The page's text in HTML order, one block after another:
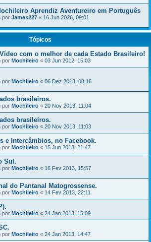
Aprendiz Aventureiro em Português
por James227 « 16 Jun 2026, 09:01
Tópicos
com o melhor de cada Estado Brasileiro!
por Mochileiro « 03 Jun 2012, 15:03
por Mochileiro « 06 Dez 2013, 08:16
brasileiros.
por Mochileiro « 20 Nov 2013, 11:04
brasileiros.
por Mochileiro « 20 Nov 2013, 11:03
e Intercâmbios, no Facebook.
por Mochileiro « 15 Jun 2013, 21:47
Sul.
por Mochileiro « 16 Fev 2013, 15:57
do Pantanal Matogrossense.
por Mochileiro « 14 Fev 2013, 22:11
por Mochileiro « 24 Jan 2013, 15:09
por Mochileiro « 24 Jan 2013, 14:47